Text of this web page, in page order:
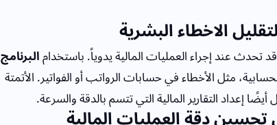
الاخطاء البشرية
تحدث عند إجراء العمليات المالية يدوياً. باستخدامالبرنامج
مثل الأخطاء في حسابات الرواتب أو الفواتير. الأتمتة
إعداد التقارير المالية التي تتسم بالدقة والسرعة.